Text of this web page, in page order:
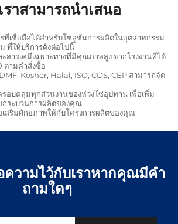
ราสามารถนำเสนอ
เชื่อถือได้สำหรับโซลูชันการผลิตในอุตสาหกรรม
ที่ให้บริการดังต่อไปนี้
ะสารเคมีเฉพาะทางที่มีคุณภาพสูง จากโรงงานที่ได้
ตามคำสั่งซื้อ
Kosher, Halal, ISO, COS, CEP สามารถจัด
รอบคลุมทุกส่วนงานของห่วงโซ่อุปทาน เพื่อเพิ่ม
ระบวนการผลิตของคุณ
เสริมศักยภาพให้กับโครงการผลิตของคุณ
ความไว้กับเราหากคุณมีคำ
ถามใดๆ